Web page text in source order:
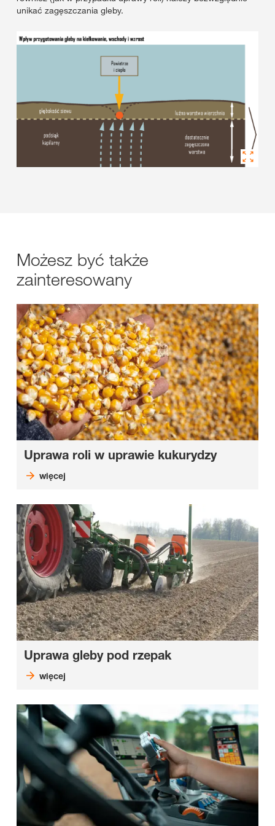
unikać zagęszczania gleby.
Możesz być także
zainteresowany
Uprawa roli w uprawie kukurydzy
więcej
Uprawa gleby pod rzepak
więcej